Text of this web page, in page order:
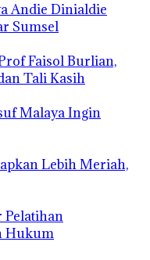
Andie Dinialdie
Sumsel
Faisol Burlian,
Tali Kasih
Malaya Ingin
Lebih Meriah,
Pelatihan
Hukum